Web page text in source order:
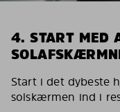
4. START MED
Start i det dybeste
solskærmen ind i